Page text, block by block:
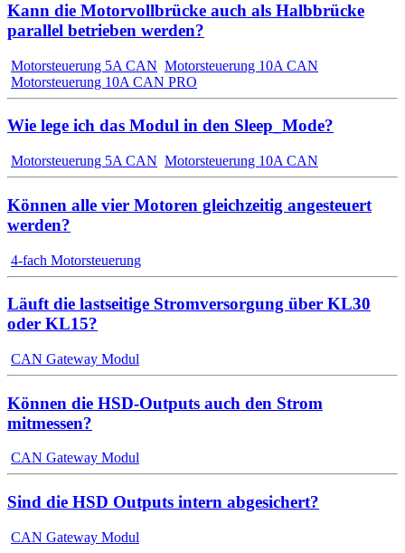
Kann die Motorvollbrücke auch als Halbbrücke
parallel betrieben werden?
Motorsteuerung 5A CAN Motorsteuerung 10A CAN
Motorsteuerung 10A CAN PRO
Wie lege ich das Modul in den Sleep_Mode?
Motorsteuerung 5A CAN Motorsteuerung 10A CAN
Können alle vier Motoren gleichzeitig angesteuert
werden?
4-fach Motorsteuerung
Läuft die lastseitige Stromversorgung über KL30
oder KL15?
CAN Gateway Modul
Können die HSD-Outputs auch den Strom
mitmessen?
CAN Gateway Modul
Sind die HSD Outputs intern abgesichert?
CAN Gateway Modul